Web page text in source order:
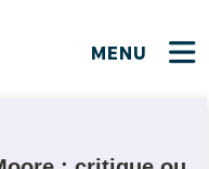
MENU
proposer ?